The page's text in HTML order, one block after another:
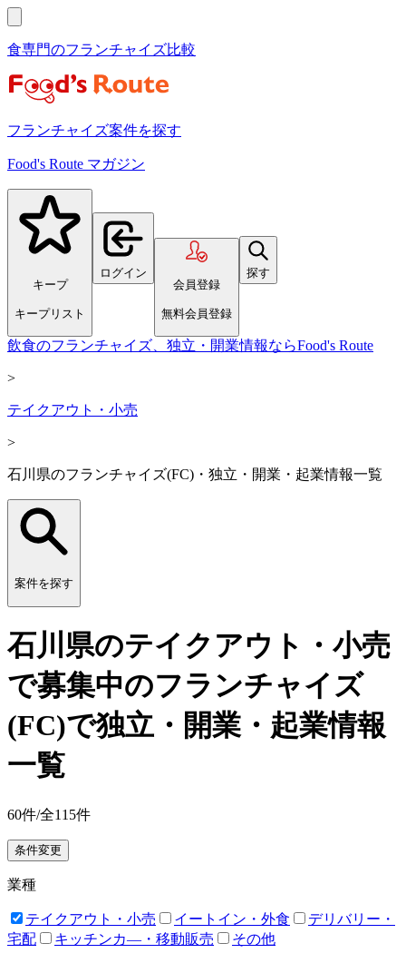
食専門のフランチャイズ比較
フランチャイズ案件を探す
Food's Route マガジン
キープ
キープリスト
ログイン
会員登録
無料会員登録
探す
飲食のフランチャイズ、独立・開業情報ならFood's Route
>
テイクアウト・小売
>
石川県のフランチャイズ(FC)・独立・開業・起業情報一覧
案件を探す
石川県のテイクアウト・小売
で募集中のフランチャイズ
(FC)で独立・開業・起業情報
一覧
60件/全115件
条件変更
業種
テイクアウト・小売 イートイン・外食
デリバリー・
宅配
キッチンカ―・移動販売 その他